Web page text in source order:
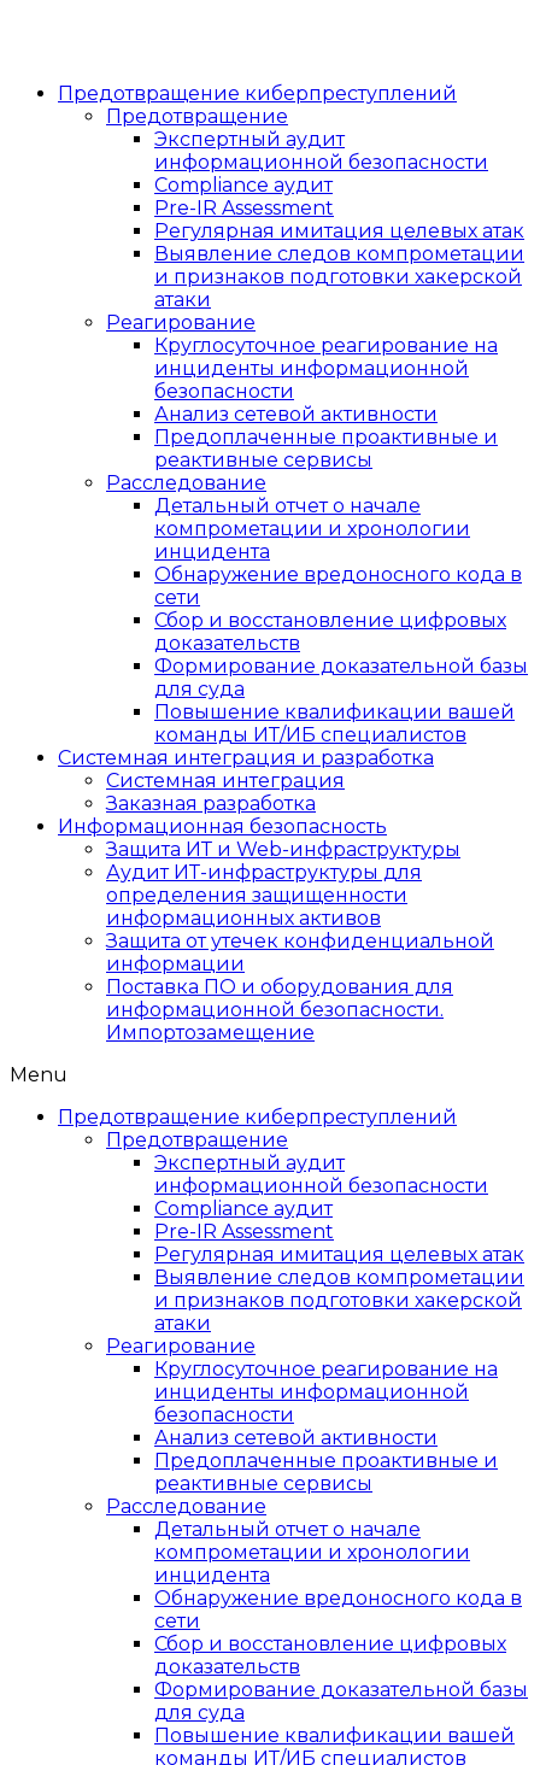
Предотвращение киберпреступлений
Предотвращение
Экспертный аудит
информационной безопасности
Compliance аудит
Pre-IR Assessment
Регулярная имитация целевых атак
Выявление следов компрометации
и признаков подготовки хакерской
атаки
Реагирование
Круглосуточное реагирование на
инциденты информационной
безопасности
Анализ сетевой активности
Предоплаченные проактивные и
реактивные сервисы
Расследование
Детальный отчет о начале
компрометации и хронологии
инцидента
Обнаружение вредоносного кода в
сети
Сбор и восстановление цифровых
доказательств
Формирование доказательной базы
для суда
Повышение квалификации вашей
команды ИТ/ИБ специалистов
Системная интеграция и разработка
Системная интеграция
Заказная разработка
Информационная безопасность
Защита ИТ и Web-инфраструктуры
Аудит ИТ-инфраструктуры для
определения защищенности
информационных активов
Защита от утечек конфиденциальной
информации
Поставка ПО и оборудования для
информационной безопасности.
Импортозамещение
Menu
Предотвращение киберпреступлений
Предотвращение
Экспертный аудит
информационной безопасности
Compliance аудит
Pre-IR Assessment
Регулярная имитация целевых атак
Выявление следов компрометации
и признаков подготовки хакерской
атаки
Реагирование
Круглосуточное реагирование на
инциденты информационной
безопасности
Анализ сетевой активности
Предоплаченные проактивные и
реактивные сервисы
Расследование
Детальный отчет о начале
компрометации и хронологии
инцидента
Обнаружение вредоносного кода в
сети
Сбор и восстановление цифровых
доказательств
Формирование доказательной базы
для суда
Повышение квалификации вашей
команды ИТ/ИБ специалистов